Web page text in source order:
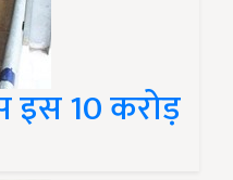
इस 10 करोड़